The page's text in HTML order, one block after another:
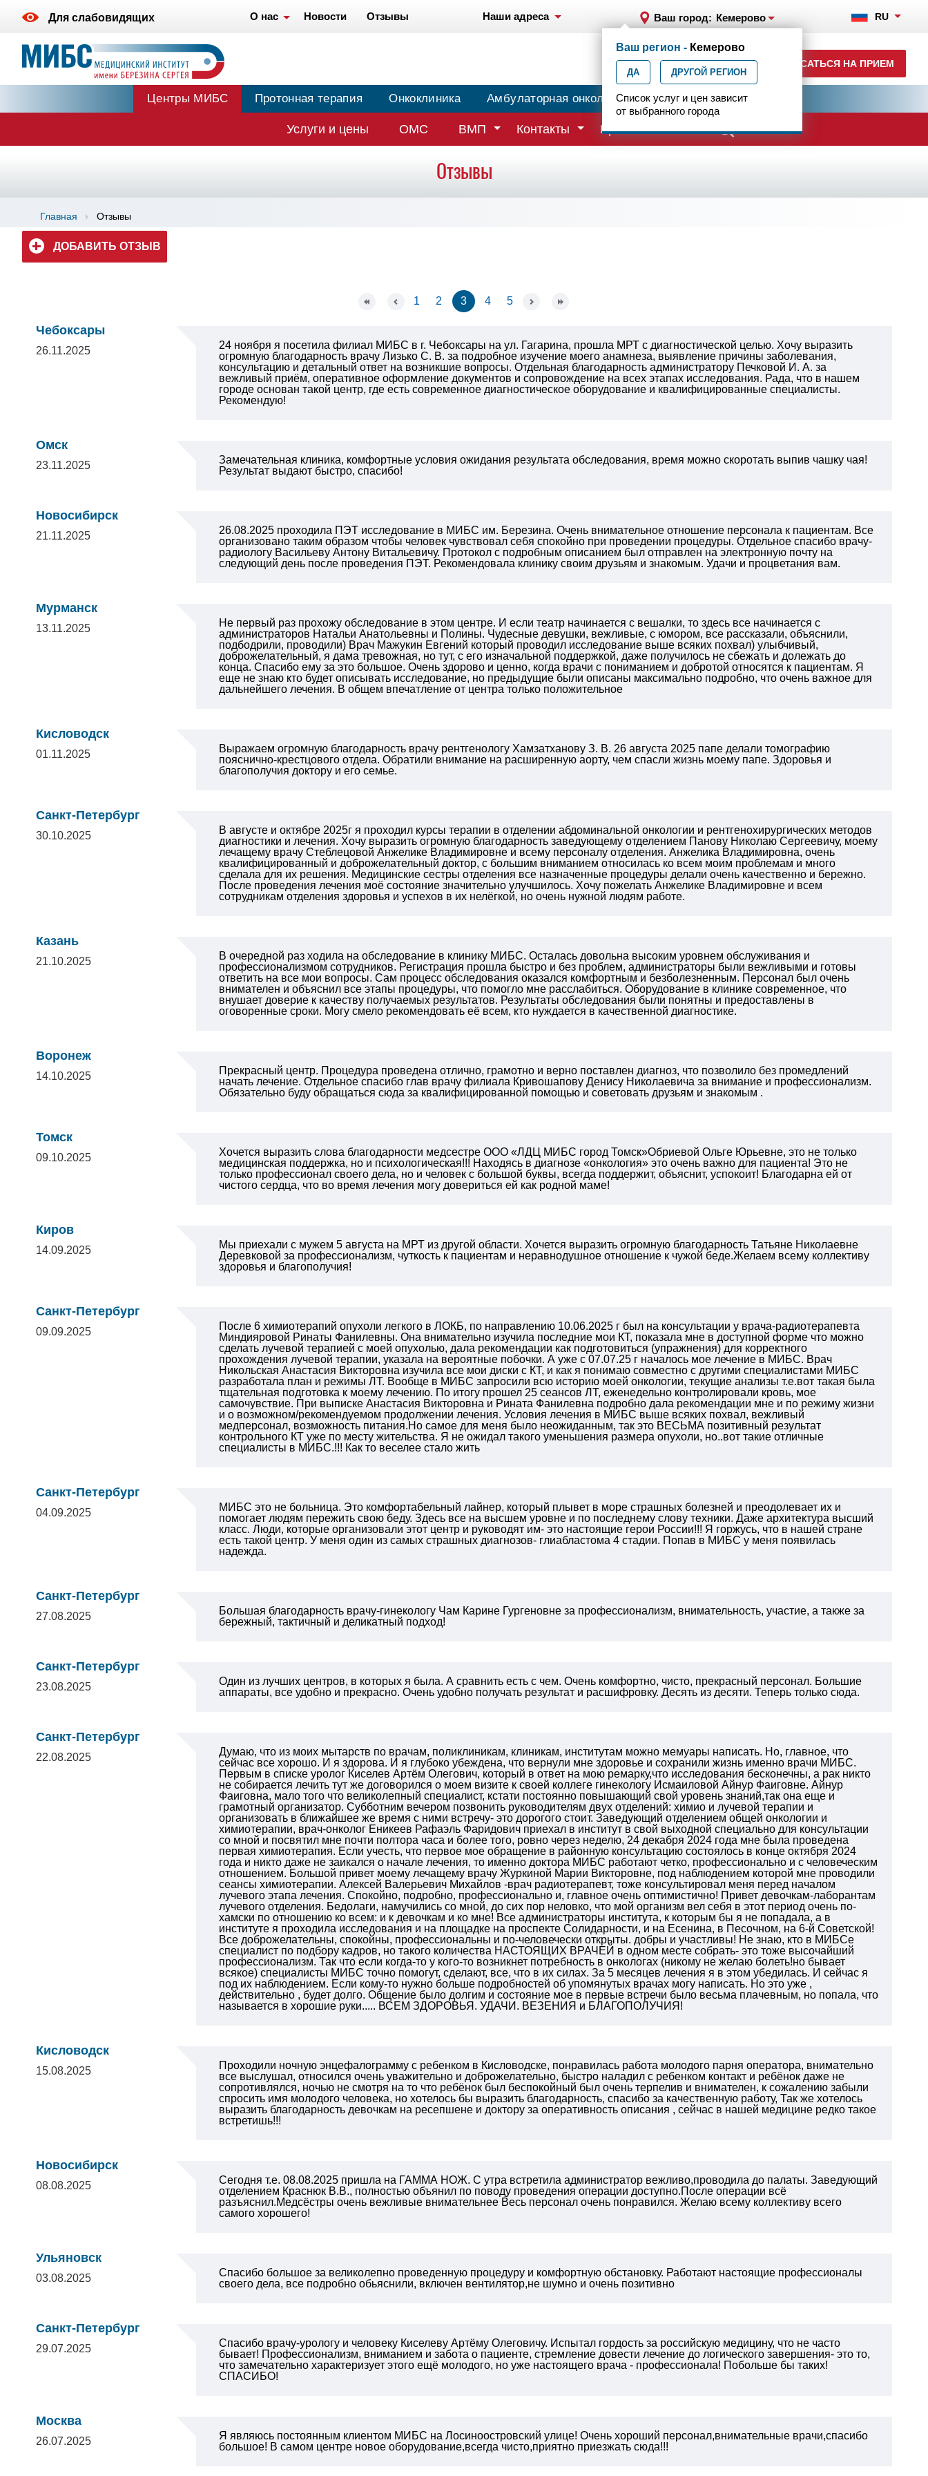
Для слабовидящих О нас Новости Отзывы Наши адреса Ваш город: Кемерово RU
+7 (3842) 65-77-03
ежедн. 7.00-24.00
ЗАПИСАТЬСЯ НА ПРИЕМ
Ваш регион - Кемерово
ДА ДРУГОЙ РЕГИОН
Список услуг и цен зависит
от выбранного города
Центры МИБС Протонная терапия Онкоклиника Амбулаторная онкология Центр эпилептологии
Услуги и цены ОМС ВМП Контакты Врачи
Отзывы
Главная Отзывы
ДОБАВИТЬ ОТЗЫВ
1 2 3 4 5
Чебоксары
26.11.2025
24 ноября я посетила филиал МИБС в г. Чебоксары на ул. Гагарина, прошла МРТ с диагностической целью. Хочу выразить
огромную благодарность врачу Лизько С. В. за подробное изучение моего анамнеза, выявление причины заболевания,
консультацию и детальный ответ на возникшие вопросы. Отдельная благодарность администратору Печковой И. А. за
вежливый приём, оперативное оформление документов и сопровождение на всех этапах исследования. Рада, что в нашем
городе основан такой центр, где есть современное диагностическое оборудование и квалифицированные специалисты.
Рекомендую!
Омск
23.11.2025
Замечательная клиника, комфортные условия ожидания результата обследования, время можно скоротать выпив чашку чая!
Результат выдают быстро, спасибо!
Новосибирск
21.11.2025
26.08.2025 проходила ПЭТ исследование в МИБС им. Березина. Очень внимательное отношение персонала к пациентам. Все
организовано таким образом чтобы человек чувствовал себя спокойно при проведении процедуры. Отдельное спасибо врачу-
радиологу Васильеву Антону Витальевичу. Протокол с подробным описанием был отправлен на электронную почту на
следующий день после проведения ПЭТ. Рекомендовала клинику своим друзьям и знакомым. Удачи и процветания вам.
Мурманск
13.11.2025
Не первый раз прохожу обследование в этом центре. И если театр начинается с вешалки, то здесь все начинается с
администраторов Натальи Анатольевны и Полины. Чудесные девушки, вежливые, с юмором, все рассказали, объяснили,
подбодрили, проводили) Врач Мажукин Евгений который проводил исследование выше всяких похвал) улыбчивый,
доброжелательный, я дама тревожная, но тут, с его изначальной поддержкой, даже получилось не сбежать и долежать до
конца. Спасибо ему за это большое. Очень здорово и ценно, когда врачи с пониманием и добротой относятся к пациентам. Я
еще не знаю кто будет описывать исследование, но предыдущие были описаны максимально подробно, что очень важное для
дальнейшего лечения. В общем впечатление от центра только положительное
Кисловодск
01.11.2025
Выражаем огромную благодарность врачу рентгенологу Хамзатханову З. В. 26 августа 2025 папе делали томографию
пояснично-крестцового отдела. Обратили внимание на расширенную аорту, чем спасли жизнь моему папе. Здоровья и
благополучия доктору и его семье.
Санкт-Петербург
30.10.2025
В августе и октябре 2025г я проходил курсы терапии в отделении абдоминальной онкологии и рентгенохирургических методов
диагностики и лечения. Хочу выразить огромную благодарность заведующему отделением Панову Николаю Сергеевичу, моему
лечащему врачу Стеблецовой Анжелике Владимировне и всему персоналу отделения. Анжелика Владимировна, очень
квалифицированный и доброжелательный доктор, с большим вниманием относилась ко всем моим проблемам и много
сделала для их решения. Медицинские сестры отделения все назначенные процедуры делали очень качественно и бережно.
После проведения лечения моё состояние значительно улучшилось. Хочу пожелать Анжелике Владимировне и всем
сотрудникам отделения здоровья и успехов в их нелёгкой, но очень нужной людям работе.
Казань
21.10.2025
В очередной раз ходила на обследование в клинику МИБС. Осталась довольна высоким уровнем обслуживания и
профессионализмом сотрудников. Регистрация прошла быстро и без проблем, администраторы были вежливыми и готовы
ответить на все мои вопросы. Сам процесс обследования оказался комфортным и безболезненным. Персонал был очень
внимателен и объяснил все этапы процедуры, что помогло мне расслабиться. Оборудование в клинике современное, что
внушает доверие к качеству получаемых результатов. Результаты обследования были понятны и предоставлены в
оговоренные сроки. Могу смело рекомендовать её всем, кто нуждается в качественной диагностике.
Воронеж
14.10.2025
Прекрасный центр. Процедура проведена отлично, грамотно и верно поставлен диагноз, что позволило без промедлений
начать лечение. Отдельное спасибо глав врачу филиала Кривошапову Денису Николаевича за внимание и профессионализм.
Обязательно буду обращаться сюда за квалифицированной помощью и советовать друзьям и знакомым .
Томск
09.10.2025
Хочется выразить слова благодарности медсестре ООО «ЛДЦ МИБС город Томск»Обриевой Ольге Юрьевне, это не только
медицинская поддержка, но и психологическая!!! Находясь в диагнозе «онкология» это очень важно для пациента! Это не
только профессионал своего дела, но и человек с большой буквы, всегда поддержит, объяснит, успокоит! Благодарна ей от
чистого сердца, что во время лечения могу довериться ей как родной маме!
Киров
14.09.2025
Мы приехали с мужем 5 августа на МРТ из другой области. Хочется выразить огромную благодарность Татьяне Николаевне
Деревковой за профессионализм, чуткость к пациентам и неравнодушное отношение к чужой беде.Желаем всему коллективу
здоровья и благополучия!
Санкт-Петербург
09.09.2025
После 6 химиотерапий опухоли легкого в ЛОКБ, по направлению 10.06.2025 г был на консультации у врача-радиотерапевта
Миндияровой Ринаты Фанилевны. Она внимательно изучила последние мои КТ, показала мне в доступной форме что можно
сделать лучевой терапией с моей опухолью, дала рекомендации как подготовиться (упражнения) для корректного
прохождения лучевой терапии, указала на вероятные побочки. А уже с 07.07.25 г началось мое лечение в МИБС. Врач
Никольская Анастасия Викторовна изучила все мои диски с КТ, и как я понимаю совместно с другими специалистами МИБС
разработала план и режимы ЛТ. Вообще в МИБС запросили всю историю моей онкологии, текущие анализы т.е.вот такая была
тщательная подготовка к моему лечению. По итогу прошел 25 сеансов ЛТ, еженедельно контролировали кровь, мое
самочувствие. При выписке Анастасия Викторовна и Рината Фанилевна подробно дала рекомендации мне и по режиму жизни
и о возможном/рекомендуемом продолжении лечения. Условия лечения в МИБС выше всяких похвал, вежливый
медперсонал, возможность питания.Но самое для меня было неожиданным, так это ВЕСЬМА позитивный результат
контрольного КТ уже по месту жительства. Я не ожидал такого уменьшения размера опухоли, но..вот такие отличные
специалисты в МИБС.!!! Как то веселее стало жить
Санкт-Петербург
04.09.2025
МИБС это не больница. Это комфортабельный лайнер, который плывет в море страшных болезней и преодолевает их и
помогает людям пережить свою беду. Здесь все на высшем уровне и по последнему слову техники. Даже архитектура высший
класс. Люди, которые организовали этот центр и руководят им- это настоящие герои России!!! Я горжусь, что в нашей стране
есть такой центр. У меня один из самых страшных диагнозов- глиабластома 4 стадии. Попав в МИБС у меня появилась
надежда.
Санкт-Петербург
27.08.2025
Большая благодарность врачу-гинекологу Чам Карине Гургеновне за профессионализм, внимательность, участие, а также за
бережный, тактичный и деликатный подход!
Санкт-Петербург
23.08.2025
Один из лучших центров, в которых я была. А сравнить есть с чем. Очень комфортно, чисто, прекрасный персонал. Большие
аппараты, все удобно и прекрасно. Очень удобно получать результат и расшифровку. Десять из десяти. Теперь только сюда.
Санкт-Петербург
22.08.2025
Думаю, что из моих мытарств по врачам, поликлиникам, клиникам, институтам можно мемуары написать. Но, главное, что
сейчас все хорошо. И я здорова. И я глубоко убеждена, что вернули мне здоровье и сохранили жизнь именно врачи МИБС.
Первым в списке уролог Киселев Артём Олегович, который в ответ на мою ремарку,что исследования бесконечны, а рак никто
не собирается лечить тут же договорился о моем визите к своей коллеге гинекологу Исмаиловой Айнур Фаиговне. Айнур
Фаиговна, мало того что великолепный специалист, кстати постоянно повышающий свой уровень знаний,так она еще и
грамотный организатор. Субботним вечером позвонить руководителям двух отделений: химио и лучевой терапии и
организовать в ближайшее же время с ними встречу- это дорогого стоит. Заведующий отделением общей онкологии и
химиотерапии, врач-онколог Еникеев Рафаэль Фаридович приехал в институт в свой выходной специально для консультации
со мной и посвятил мне почти полтора часа и более того, ровно через неделю, 24 декабря 2024 года мне была проведена
первая химиотерапия. Если учесть, что первое мое обращение в районную консультацию состоялось в конце октября 2024
года и никто даже не заикался о начале лечения, то именно доктора МИБС работают четко, профессионально и с человеческим
отношением. Большой привет моему лечащему врачу Журкиной Марии Викторовне, под наблюдением которой мне проводили
сеансы химиотерапии. Алексей Валерьевич Михайлов -врач радиотерапевт, тоже консультировал меня перед началом
лучевого этапа лечения. Спокойно, подробно, профессионально и, главное очень оптимистично! Привет девочкам-лаборантам
лучевого отделения. Бедолаги, намучились со мной, до сих пор неловко, что мой организм вел себя в этот период очень по-
хамски по отношению ко всем: и к девочкам и ко мне! Все администраторы института, к которым бы я не попадала, а в
институте я проходила исследования и на площадке на проспекте Солидарности, и на Есенина, в Песочном, на 6-й Советской!
Все доброжелательны, спокойны, профессиональны и по-человечески открыты. добры и участливы! Не знаю, кто в МИБСе
специалист по подбору кадров, но такого количества НАСТОЯЩИХ ВРАЧЕЙ в одном месте собрать- это тоже высочайший
профессионализм. Так что если когда-то у кого-то возникнет потребность в онкологах (никому не желаю болеть!но бывает
всякое) специалисты МИБС точно помогут, сделают, все, что в их силах. За 5 месяцев лечения я в этом убедилась. И сейчас я
под их наблюдением. Если кому-то нужно больше подробностей об упомянутых врачах могу написать. Но это уже ,
действительно , будет долго. Общение было долгим и состояние мое в первые встречи было весьма плачевным, но попала, что
называется в хорошие руки..... ВСЕМ ЗДОРОВЬЯ. УДАЧИ. ВЕЗЕНИЯ и БЛАГОПОЛУЧИЯ!
Кисловодск
15.08.2025
Проходили ночную энцефалограмму с ребенком в Кисловодске, понравилась работа молодого парня оператора, внимательно
все выслушал, относился очень уважительно и доброжелательно, быстро наладил с ребенком контакт и ребёнок даже не
сопротивлялся, ночью не смотря на то что ребёнок был беспокойный был очень терпелив и внимателен, к сожалению забыли
спросить имя молодого человека, но хотелось бы выразить благодарность, спасибо за качественную работу, Так же хотелось
выразить благодарность девочкам на ресепшене и доктору за оперативность описания , сейчас в нашей медицине редко такое
встретишь!!!
Новосибирск
08.08.2025
Сегодня т.е. 08.08.2025 пришла на ГАММА НОЖ. С утра встретила администратор вежливо,проводила до палаты. Заведующий
отделением Краснюк В.В., полностью объянил по поводу проведения операции доступно.После операции всё
разъяснил.Медсёстры очень вежливые внимательнее Весь персонал очень понравился. Желаю всему коллективу всего
самого хорошего!
Ульяновск
03.08.2025
Спасибо большое за великолепно проведенную процедуру и комфортную обстановку. Работают настоящие профессионалы
своего дела, все подробно обьяснили, включен вентилятор,не шумно и очень позитивно
Санкт-Петербург
29.07.2025
Спасибо врачу-урологу и человеку Киселеву Артёму Олеговичу. Испытал гордость за российскую медицину, что не часто
бывает! Профессионализм, вниманием и забота о пациенте, стремление довести лечение до логического завершения- это то,
что замечательно характеризует этого ещё молодого, но уже настоящего врача - профессионала! Побольше бы таких!
СПАСИБО!
Москва
26.07.2025
Я являюсь постоянным клиентом МИБС на Лосиноостровский улице! Очень хороший персонал,внимательные врачи,спасибо
большое! В самом центре новое оборудование,всегда чисто,приятно приезжать сюда!!!